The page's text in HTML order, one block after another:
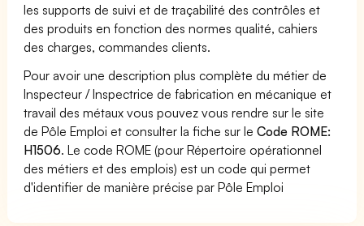
les supports de suivi et de traçabilité des contrôles et
des produits en fonction des normes qualité, cahiers
des charges, commandes clients.
Pour avoir une description plus complète du métier de
Inspecteur / Inspectrice de fabrication en mécanique et
travail des métaux vous pouvez vous rendre sur le site
de Pôle Emploi et consulter la fiche sur leCode ROME:
H1506. Le code ROME (pour Répertoire opérationnel
des métiers et des emplois) est un code qui permet
d'identifier de manière précise par Pôle Emploi